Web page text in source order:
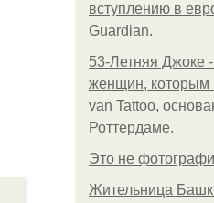
вступлению в
Guardian.
53-Летняя Джоке
женщин, которым
van Tattoo,
Роттердаме.
Это не
Жительница